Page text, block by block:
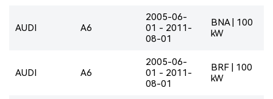
AUDI A6
2005-06-
01 - 2011-
08-01
BNA | 100
kW
AUDI A6
2005-06-
01 - 2011-
08-01
BRF | 100
kW